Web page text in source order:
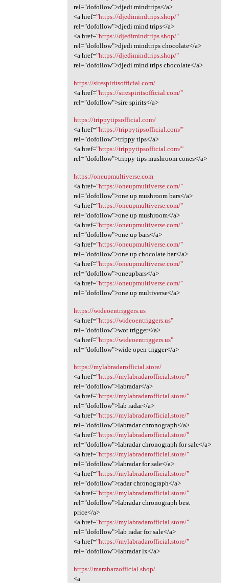
rel="dofollow">djedi mindtrips</a>
<a href="https://djedimindtrips.shop/"
rel="dofollow">djedi mind trips</a>
<a href="https://djedimindtrips.shop/"
rel="dofollow">djedi mindtrips chocolate</a>
<a href="https://djedimindtrips.shop/"
rel="dofollow">djedi mind trips chocolate</a>
https://sirespiritsofficial.com/
<a href="https://sirespiritsofficial.com/"
rel="dofollow">sire spirits</a>
https://trippytipsofficial.com/
<a href="https://trippytipsofficial.com/"
rel="dofollow">trippy tips</a>
<a href="https://trippytipsofficial.com/"
rel="dofollow">trippy tips mushroom cones</a>
https://oneupmultiverse.com
<a href="https://oneupmultiverse.com/"
rel="dofollow">one up mushroom bars</a>
<a href="https://oneupmultiverse.com/"
rel="dofollow">one up mushroom</a>
<a href="https://oneupmultiverse.com/"
rel="dofollow">one up bars</a>
<a href="https://oneupmultiverse.com/"
rel="dofollow">one up chocolate bar</a>
<a href="https://oneupmultiverse.com/"
rel="dofollow">oneupbars</a>
<a href="https://oneupmultiverse.com/"
rel="dofollow">one up multiverse</a>
https://wideoentriggers.us
<a href="https://wideoentriggers.us"
rel="dofollow">wot trigger</a>
<a href="https://wideoentriggers.us"
rel="dofollow">wide open trigger</a>
https://mylabradarofficial.store/
<a href="https://mylabradarofficial.store/"
rel="dofollow">labradar</a>
<a href="https://mylabradarofficial.store/"
rel="dofollow">lab radar</a>
<a href="https://mylabradarofficial.store/"
rel="dofollow">labradar chronograph</a>
<a href="https://mylabradarofficial.store/"
rel="dofollow">labradar chronograph for sale</a>
<a href="https://mylabradarofficial.store/"
rel="dofollow">labradar for sale</a>
<a href="https://mylabradarofficial.store/"
rel="dofollow">radar chronograph</a>
<a href="https://mylabradarofficial.store/"
rel="dofollow">labradar chronograph best
price</a>
<a href="https://mylabradarofficial.store/"
rel="dofollow">lab radar for sale</a>
<a href="https://mylabradarofficial.store/"
rel="dofollow">labradar lx</a>
https://marzbarzofficial.shop/
<a